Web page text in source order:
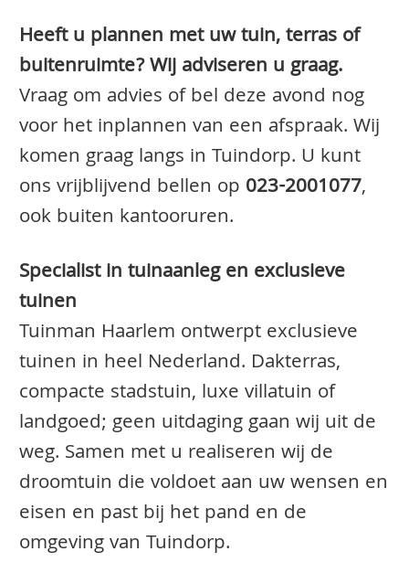
Heeft u plannen met uw tuin, terras of
buitenruimte? Wij adviseren u graag.
Vraag om advies of bel deze avond nog
voor het inplannen van een afspraak. Wij
komen graag langs in Tuindorp. U kunt
ons vrijblijvend bellen op 023-2001077,
ook buiten kantooruren.
Specialist in tuinaanleg en exclusieve
tuinen
Tuinman Haarlem ontwerpt exclusieve
tuinen in heel Nederland. Dakterras,
compacte stadstuin, luxe villatuin of
landgoed; geen uitdaging gaan wij uit de
weg. Samen met u realiseren wij de
droomtuin die voldoet aan uw wensen en
eisen en past bij het pand en de
omgeving van Tuindorp.